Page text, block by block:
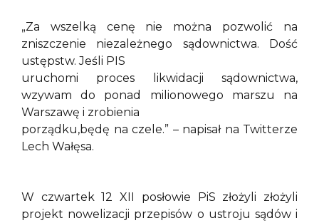
„Za wszelką cenę nie można pozwolić na
zniszczenie niezależnego sądownictwa. Dość
ustępstw. Jeśli PIS
uruchomi proces likwidacji sądownictwa,
wzywam do ponad milionowego marszu na
Warszawę i zrobienia
porządku,będę na czele.” – napisał na Twitterze
Lech Wałęsa.
W czwartek 12 XII posłowie PiS złożyli złożyli
projekt nowelizacji przepisów o ustroju sądów i